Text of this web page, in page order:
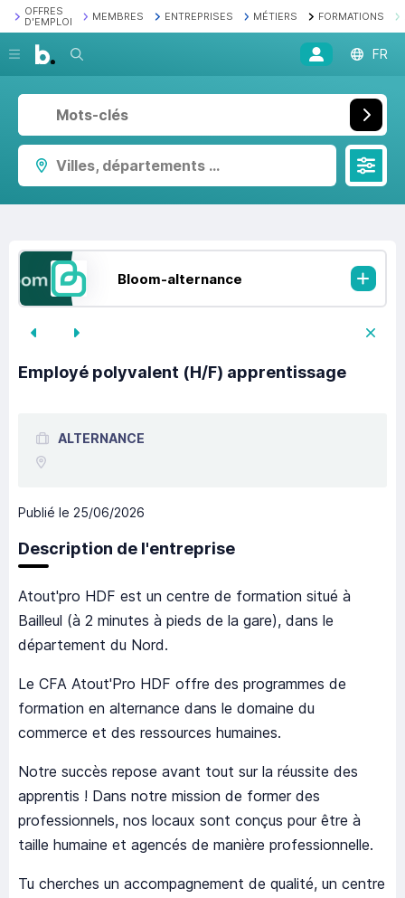
OFFRES
D'EMPLOI
MEMBRES ENTREPRISES MÉTIERS FORMATIONS
Recherche FR
Villes, départements ...
Bloom-alternance
Employé polyvalent (H/F) apprentissage
ALTERNANCE
Publié le 25/06/2026
Description de l'entreprise
Atout'pro HDF est un centre de formation situé à
Bailleul (à 2 minutes à pieds de la gare), dans le
département du Nord.
Le CFA Atout'Pro HDF offre des programmes de
formation en alternance dans le domaine du
commerce et des ressources humaines.
Notre succès repose avant tout sur la réussite des
apprentis ! Dans notre mission de former des
professionnels, nos locaux sont conçus pour être à
taille humaine et agencés de manière professionnelle.
Tu cherches un accompagnement de qualité, un centre